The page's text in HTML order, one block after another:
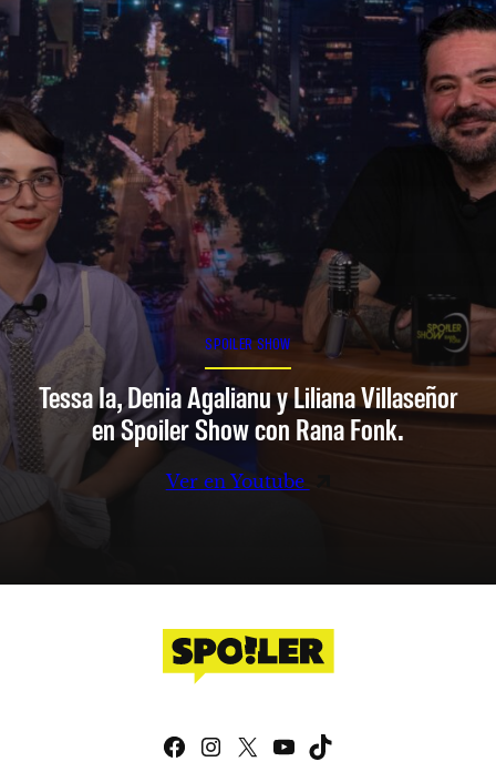
SPOILER SHOW
Tessa Ia, Denia Agalianu y Liliana Villaseñor
en Spoiler Show con Rana Fonk.
Ver en Youtube
Facebook
Instagram
X YouTube